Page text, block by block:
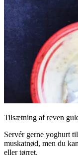
Tilsætning af reven
Servér gerne yoghurt
muskatnød, men du
eller tørret.